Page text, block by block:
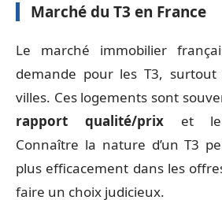
Marché du T3 en France
Le marché immobilier
demande pour les T3,
villes. Ces logements sont
rapport qualité/prixet
Connaître la nature d’un T3
plus efficacement dans les
faire un choix judicieux.